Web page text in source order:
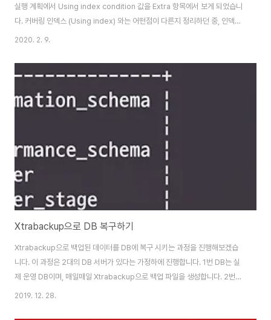
실행 계획에서 Using index condition 값을 Extra 항목에서 보게 되었습니
다. 커버링 인덱스 (Using index) 와는 어떤점이 다른지 정리하던 중, 인덱스
컨디션 푸시 다운 (ICP: Index Condition Pushdown)에 대해 알게되어서
싶으신분들은 성동찬님이 작성하신 글을 참고해보세요. MariaDB 5.3 이상
혹은 MySQL 5.6 버전 이상부터 도입된 인덱스 컨디션 푸시 다운에 대해 간
단하게 테스트로 확인해보겠습니다. 최근에 MariaDB를 설치하신 분들은 다
10.x 버전을 쓰실거라 기본으로 해당 옵션이 ON되어있을겁..
2020. 2. 9.
Xtrabackup으로 DB 복구하기
Xtrabackup으로 백업된 데이터를 DB에 복구 시키는 과정을 진행해보겠습
니다. 이 과정은 2대의 DB 서버가 있다는 가정하에 진행합니다. 1번 DB는 실
제 운영 DB이며, 매일매일 Xtrabackup으로 백업 파일을 생성합니다. 2번
DB는 운영 DB가 장애나서 급하게 공수한 서버이며, MariaDB만 설치된 상태
2019. 12. 28.